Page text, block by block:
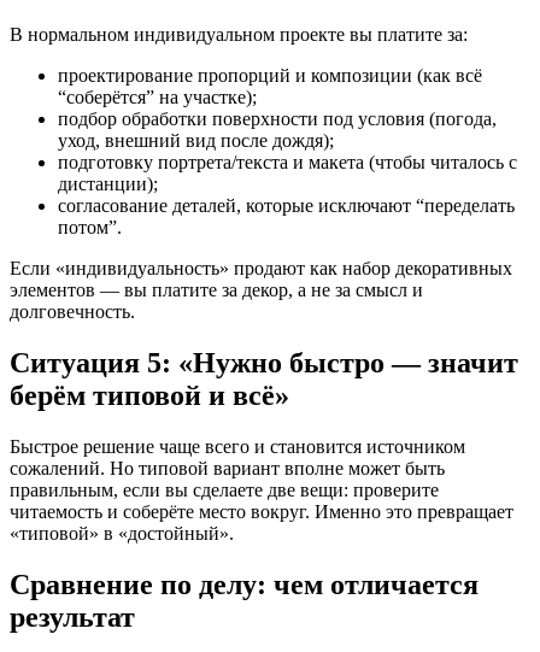
В нормальном индивидуальном проекте вы платите за:
проектирование пропорций и композиции (как всё
“соберётся” на участке);
подбор обработки поверхности под условия (погода,
уход, внешний вид после дождя);
подготовку портрета/текста и макета (чтобы читалось с
дистанции);
согласование деталей, которые исключают “переделать
потом”.
Если «индивидуальность» продают как набор декоративных
элементов — вы платите за декор, а не за смысл и
долговечность.
Ситуация 5: «Нужно быстро — значит
берём типовой и всё»
Быстрое решение чаще всего и становится источником
сожалений. Но типовой вариант вполне может быть
правильным, если вы сделаете две вещи: проверите
читаемость и соберёте место вокруг. Именно это превращает
«типовой» в «достойный».
Сравнение по делу: чем отличается
результат